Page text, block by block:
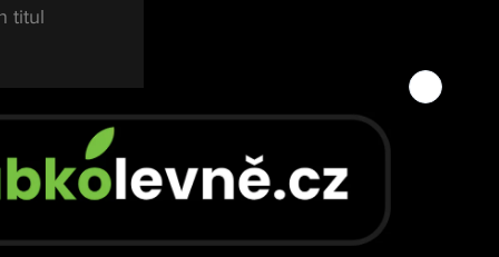
titul